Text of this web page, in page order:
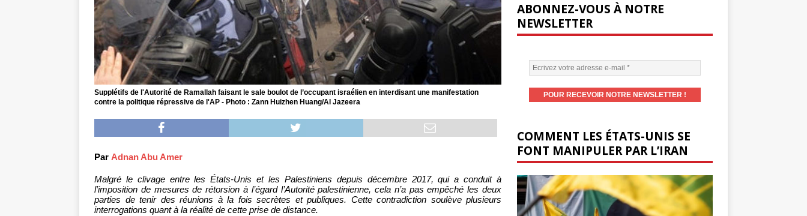
Supplétifs de l'Autorité de Ramallah faisant le sale boulot de l’occupant israélien en interdisant une manifestation
contre la politique répressive de l'AP - Photo : Zann Huizhen Huang/Al Jazeera
Par Adnan Abu Amer
Malgré le clivage entre les États-Unis et les Palestiniens depuis décembre 2017, qui a conduit à
l’imposition de mesures de rétorsion à l’égard l’Autorité palestinienne, cela n’a pas empêché les deux
parties de tenir des réunions à la fois secrètes et publiques. Cette contradiction soulève plusieurs
interrogations quant à la réalité de cette prise de distance.
ABONNEZ-VOUS À NOTRE
NEWSLETTER
COMMENT LES ÉTATS-UNIS SE
FONT MANIPULER PAR L’IRAN